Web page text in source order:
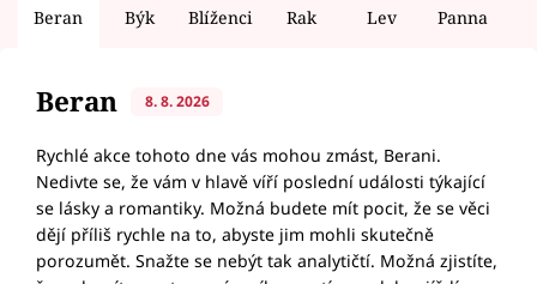
Beran Býk Blíženci Rak Lev Panna
Beran 8. 8. 2026
Rychlé akce tohoto dne vás mohou zmást, Berani.
Nedivte se, že vám v hlavě víří poslední události týkající
se lásky a romantiky. Možná budete mít pocit, že se věci
dějí příliš rychle na to, abyste jim mohli skutečně
porozumět. Snažte se nebýt tak analytičtí. Možná zjistíte,